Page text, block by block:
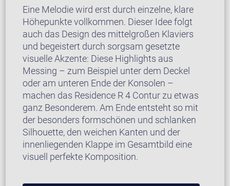
Eine Melodie wird erst durch einzelne, klare
Höhepunkte vollkommen. Dieser Idee folgt
auch das Design des mittelgroßen Klaviers
und begeistert durch sorgsam gesetzte
visuelle Akzente: Diese Highlights aus
Messing – zum Beispiel unter dem Deckel
oder am unteren Ende der Konsolen –
machen das Residence R 4 Contur zu etwas
ganz Besonderem. Am Ende entsteht so mit
der besonders formschönen und schlanken
Silhouette, den weichen Kanten und der
innenliegenden Klappe im Gesamtbild eine
visuell perfekte Komposition.